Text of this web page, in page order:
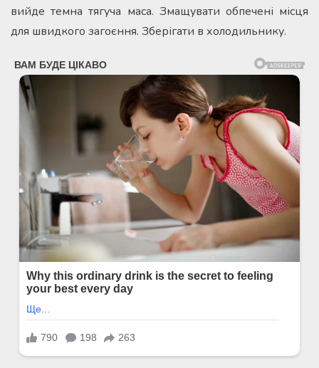
вийде темна тягуча маса. Змащувати обпечені місця
для швидкого загоєння. Зберігати в холодильнику.